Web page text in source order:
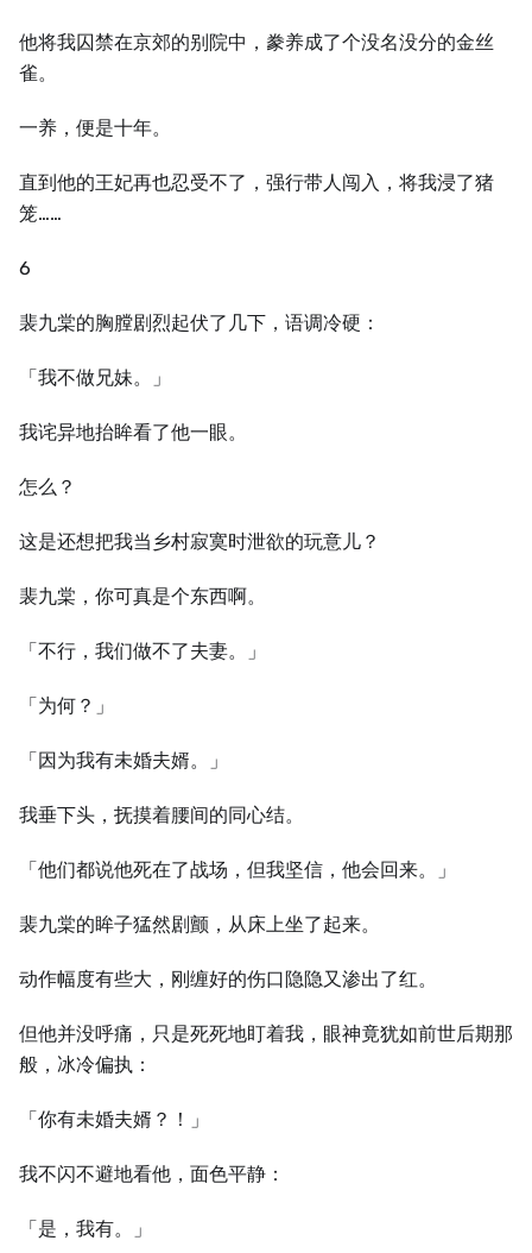
他将我囚禁在京郊的别院中，豢养成了个没名没分的金丝
雀。
一养，便是十年。
直到他的王妃再也忍受不了，强行带人闯入，将我浸了猪
笼……
6
裴九棠的胸膛剧烈起伏了几下，语调冷硬：
「我不做兄妹。」
我诧异地抬眸看了他一眼。
怎么？
这是还想把我当乡村寂寞时泄欲的玩意儿？
裴九棠，你可真是个东西啊。
「不行，我们做不了夫妻。」
「为何？」
「因为我有未婚夫婿。」
我垂下头，抚摸着腰间的同心结。
「他们都说他死在了战场，但我坚信，他会回来。」
裴九棠的眸子猛然剧颤，从床上坐了起来。
动作幅度有些大，刚缠好的伤口隐隐又渗出了红。
但他并没呼痛，只是死死地盯着我，眼神竟犹如前世后期那
般，冰冷偏执：
「你有未婚夫婿？！」
我不闪不避地看他，面色平静：
「是，我有。」